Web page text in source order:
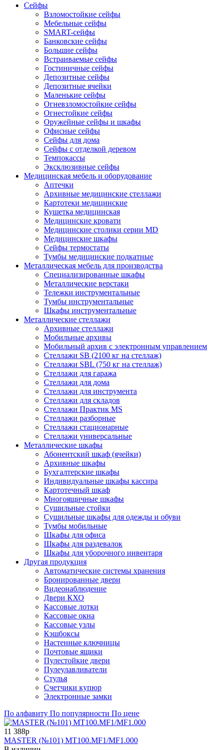
Сейфы
Взломостойкие сейфы
Мебельные сейфы
SMART-сейфы
Банковские сейфы
Большие сейфы
Встраиваемые сейфы
Гостиничные сейфы
Депозитные сейфы
Депозитные ячейки
Маленькие сейфы
Огневзломостойкие сейфы
Огнестойкие сейфы
Оружейные сейфы и шкафы
Офисные сейфы
Сейфы для дома
Сейфы с отделкой деревом
Темпокассы
Эксклюзивные сейфы
Медицинская мебель и оборудование
Аптечки
Архивные медицинские стеллажи
Картотеки медицинские
Кушетка медицинская
Медицинские кровати
Медицинские столики серии MD
Медицинские шкафы
Сейфы термостаты
Тумбы медицинские подкатные
Металлическая мебель для производства
Cпециализированные шкафы
Металлические верстаки
Тележки инструментальные
Тумбы инструментальные
Шкафы инструментальные
Металлические стеллажи
Архивные стеллажи
Мобильные архивы
Мобильный архив с электронным управлением
Стеллажи SB (2100 кг на стеллаж)
Стеллажи SBL (750 кг на стеллаж)
Стеллажи для гаража
Стеллажи для дома
Стеллажи для инструмента
Стеллажи для складов
Стеллажи Практик MS
Стеллажи разборные
Стеллажи стационарные
Стеллажи универсальные
Металлические шкафы
Абонентский шкаф (ячейки)
Архивные шкафы
Бухгалтерские шкафы
Индивидуальные шкафы кассира
Картотечный шкаф
Многоящичные шкафы
Сушильные стойки
Сушильные шкафы для одежды и обуви
Тумбы мобильные
Шкафы для офиса
Шкафы для раздевалок
Шкафы для уборочного инвентаря
Другая продукция
Автоматические системы хранения
Бронированные двери
Видеонаблюдение
Двери КХО
Кассовые лотки
Кассовые окна
Кассовые узлы
Кэшбоксы
Настенные ключницы
Почтовые ящики
Пулестойкие двери
Пулеулавливатели
Стулья
Счетчики купюр
Электронные замки
По алфавиту По популярности По цене
11 388р
MASTER (№101) MT100.MF1/MF1.000